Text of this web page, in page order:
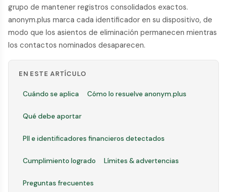
grupo de mantener registros consolidados exactos.
anonym.plus marca cada identificador en su dispositivo, de
modo que los asientos de eliminación permanecen mientras
los contactos nominados desaparecen.
EN ESTE ARTÍCULO
Cuándo se aplica Cómo lo resuelve anonym.plus
Qué debe aportar
PII e identificadores financieros detectados
Cumplimiento logrado Límites & advertencias
Preguntas frecuentes